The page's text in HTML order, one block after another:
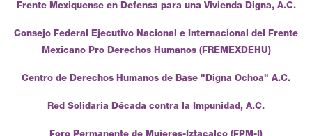
Frente Mexiquense en Defensa para una Vivienda Digna, A.C.
Consejo Federal Ejecutivo Nacional e Internacional del Frente
Mexicano Pro Derechos Humanos (FREMEXDEHU)
Centro de Derechos Humanos de Base "Digna Ochoa" A.C.
Red Solidaria Década contra la Impunidad, A.C.